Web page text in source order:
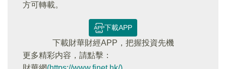
方可轉載。
下載APP
下載財華財經APP，把握投資先機
更多精彩内容，請點擊：